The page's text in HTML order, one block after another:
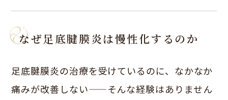
なぜ足底腱膜炎は慢性化するのか
足底腱膜炎の治療を受けているのに、なかなか
痛みが改善しない——そんな経験はありません